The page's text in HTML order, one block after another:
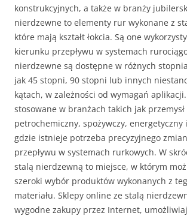
konstrukcyjnych, a także w branży
nierdzewne to elementy rur wykonane z
które mają kształt łokcia. Są one
kierunku przepływu w systemach
nierdzewne są dostępne w różnych
jak 45 stopni, 90 stopni lub innych
kątach, w zależności od wymagań
stosowane w branżach takich jak
petrochemiczny, spożywczy, energetyczny
gdzie istnieje potrzeba precyzyjnego
przepływu w systemach rurkowych. W
stalą nierdzewną to miejsce, w którym
szeroki wybór produktów wykonanych z
materiału. Sklepy online ze stalą
wygodne zakupy przez Internet,